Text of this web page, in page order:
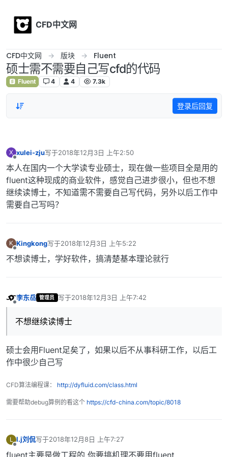
CFD中文网
CFD中文网 版块 Fluent
硕士需不需要自己写cfd的代码
Fluent 4 4 7.3k
登录后回复
X
离线
xulei-zju写于2018年12月3日 上午2:50
最后由 编辑
本人在国内一个大学读专业硕士，现在做一些项目全是用的
fluent这种现成的商业软件，感觉自己进步很小，但也不想
继续读博士，不知道需不需要自己写代码，另外以后工作中
需要自己写吗？
K
离线
Kingkong写于2018年12月3日 上午5:22
最后由 编辑
不想读博士，学好软件，搞清楚基本理论就行
李东岳 管理员 写于2018年12月3日 上午7:42
最后由 编辑
不想继续读博士
硕士会用Fluent足矣了，如果以后不从事科研工作，以后工
作中很少自己写
CFD算法编程课： http://dyfluid.com/class.html
需要帮助debug算例的看这个 https://cfd-china.com/topic/8018
L l.j刘侃写于2018年12月8日 上午7:27
最后由 编辑
fluent主要是做工程的 你要搞机理不要用fluent